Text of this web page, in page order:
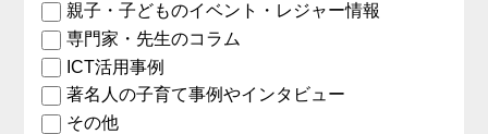
親子・子どものイベント・レジャー情報
専門家・先生のコラム
ICT活用事例
著名人の子育て事例やインタビュー
その他